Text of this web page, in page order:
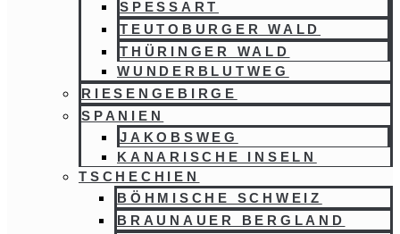
SPESSART
TEUTOBURGER WALD
THÜRINGER WALD
WUNDERBLUTWEG
RIESENGEBIRGE
SPANIEN
JAKOBSWEG
KANARISCHE INSELN
TSCHECHIEN
BÖHMISCHE SCHWEIZ
BRAUNAUER BERGLAND